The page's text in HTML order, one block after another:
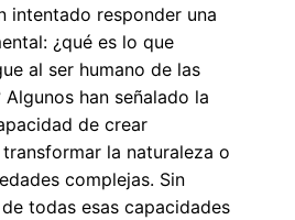
intentado responder una
¿qué es lo que
al ser humano de las
Algunos han señalado la
de crear
la naturaleza o
complejas. Sin
todas esas capacidades